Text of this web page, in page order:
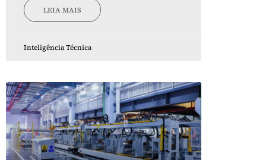
LEIA MAIS
Inteligência Técnica